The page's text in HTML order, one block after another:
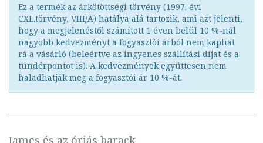
Ez a termék az árkötöttségi törvény (1997. évi
CXL.törvény, VIII/A) hatálya alá tartozik, ami azt jelenti,
hogy a megjelenéstől számított 1 éven belül 10 %-nál
nagyobb kedvezményt a fogyasztói árból nem kaphat
rá a vásárló (beleértve az ingyenes szállítási díjat és a
tündérpontot is). A kedvezmények együttesen nem
haladhatják meg a fogyasztói ár 10 %-át.
James és az óriás barack